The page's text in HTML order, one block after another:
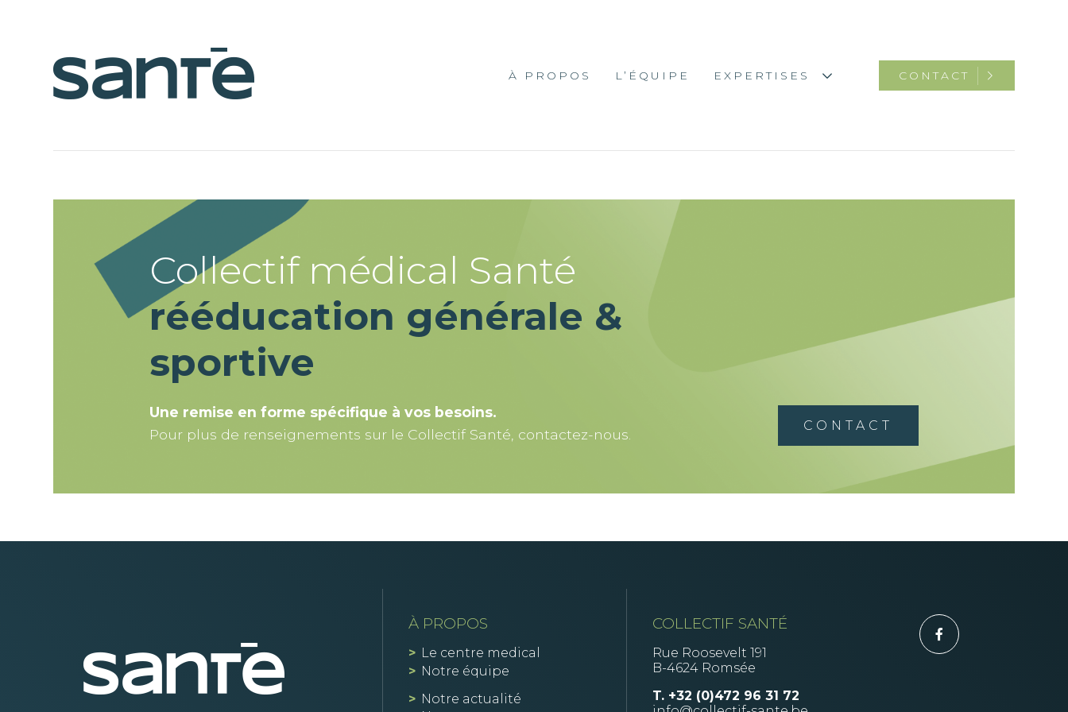
À PROPOS L’ÉQUIPE EXPERTISES CONTACT
Collectif médical Santé
rééducation générale &
sportive
Une remise en forme spécifique à vos besoins.
Pour plus de renseignements sur le Collectif Santé, contactez-nous.
CONTACT
À PROPOS
Le centre medical
Notre équipe
Notre actualité
COLLECTIF SANTÉ
Rue Roosevelt 191
B-4624 Romsée
T. +32 (0)472 96 31 72